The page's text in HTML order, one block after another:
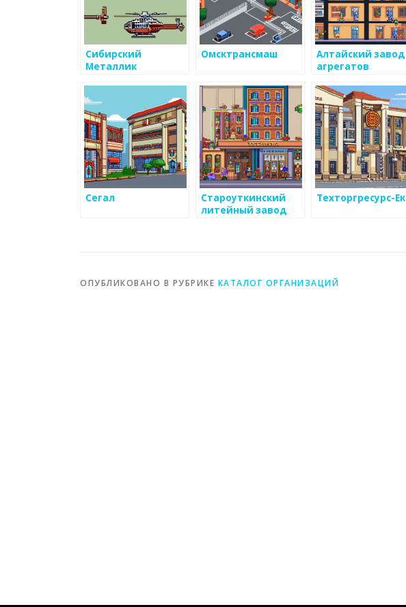
Сибирский
Металлик
Омсктрансмаш
Алтайский завод
агрегатов
Сегал
Староуткинский
литейный завод
Техторгресурс-Ек
ОПУБЛИКОВАНО В РУБРИКЕ КАТАЛОГ ОРГАНИЗАЦИЙ